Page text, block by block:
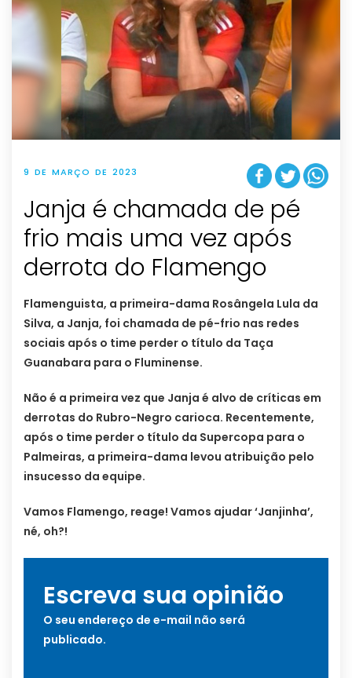
9 DE MARÇO DE 2023
Janja é chamada de pé
frio mais uma vez após
derrota do Flamengo
Flamenguista, a primeira-dama Rosângela Lula da
Silva, a Janja, foi chamada de pé-frio nas redes
sociais após o time perder o título da Taça
Guanabara para o Fluminense.
Não é a primeira vez que Janja é alvo de críticas em
derrotas do Rubro-Negro carioca. Recentemente,
após o time perder o título da Supercopa para o
Palmeiras, a primeira-dama levou atribuição pelo
insucesso da equipe.
Vamos Flamengo, reage! Vamos ajudar ‘Janjinha’,
né, oh?!
Escreva sua opinião
O seu endereço de e-mail não será
publicado.